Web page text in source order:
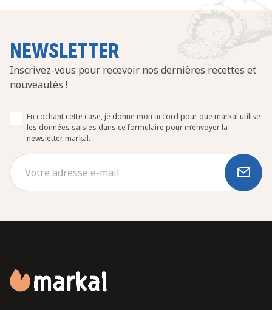
NEWSLETTER
Inscrivez-vous pour recevoir nos dernières recettes et
nouveautés !
En cochant cette case, je donne mon accord pour que markal utilise
les données saisies dans ce formulaire pour m’envoyer la
newsletter markal.